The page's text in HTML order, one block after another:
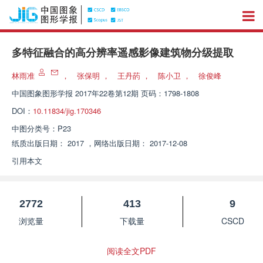
多特征融合的高分辨率遥感影像建筑物分级提取
林雨准 ， 张保明 ， 王丹菂 ， 陈小卫 ，
徐俊峰
中国图象图形学报 2017年22卷第12期 页码：1798-1808
DOI： 10.11834/jig.170346
中图分类号： P23
纸质出版日期： 2017 ， 网络出版日期： 2017-12-08
引用本文
2772
浏览量
413
下载量
9
CSCD
阅读全文PDF